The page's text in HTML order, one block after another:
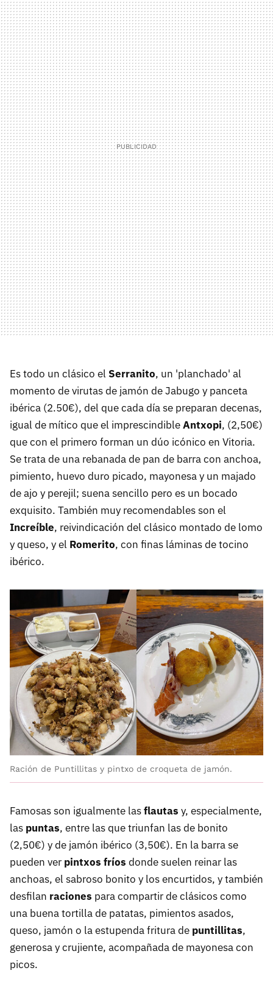
Es todo un clásico el Serranito, un 'planchado' al
momento de virutas de jamón de Jabugo y panceta
ibérica (2.50€), del que cada día se preparan decenas,
igual de mítico que el imprescindibleAntxopi, (2,50€)
que con el primero forman un dúo icónico en Vitoria.
Se trata de una rebanada de pan de barra con anchoa,
pimiento, huevo duro picado, mayonesa y un majado
de ajo y perejil; suena sencillo pero es un bocado
exquisito. También muy recomendables son el
Increíble, reivindicación del clásico montado de lomo
y queso, y el Romerito, con finas láminas de tocino
ibérico.
Ración de Puntillitas y pintxo de croqueta de jamón.
Famosas son igualmente lasflautas y, especialmente,
las puntas, entre las que triunfan las de bonito
(2,50€) y de jamón ibérico (3,50€). En la barra se
pueden ver pintxos fríos donde suelen reinar las
anchoas, el sabroso bonito y los encurtidos, y también
desfilan raciones para compartir de clásicos como
una buena tortilla de patatas, pimientos asados,
queso, jamón o la estupenda fritura de puntillitas,
generosa y crujiente, acompañada de mayonesa con
picos.